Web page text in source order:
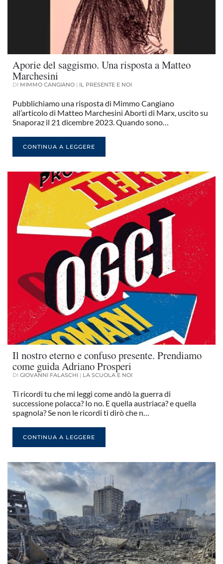
Aporie del saggismo. Una risposta a Matteo
Marchesini
DI MIMMO CANGIANO | IL PRESENTE E NOI
Pubblichiamo una risposta di Mimmo Cangiano
all’articolo di Matteo Marchesini Aborti di Marx, uscito su
Snaporaz il 21 dicembre 2023. Quando sono…
CONTINUA A LEGGERE
Il nostro eterno e confuso presente. Prendiamo
come guida Adriano Prosperi
DI GIOVANNI FALASCHI | LA SCUOLA E NOI
Ti ricordi tu che mi leggi come andò la guerra di
successione polacca? Io no. E quella austriaca? e quella
spagnola? Se non le ricordi ti dirò che n…
CONTINUA A LEGGERE